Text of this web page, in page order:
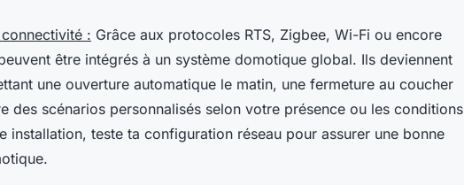
: Grâce aux protocoles RTS, Zigbee, Wi-Fi ou encore
être intégrés à un système domotique global. Ils deviennent
une ouverture automatique le matin, une fermeture au coucher
des scénarios personnalisés selon votre présence ou les conditions
installation, teste ta configuration réseau pour assurer une bonne